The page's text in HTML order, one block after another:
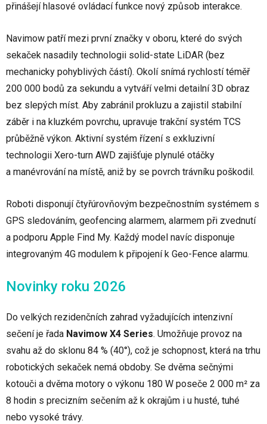
přinášejí hlasové ovládací funkce nový způsob interakce.
Navimow patří mezi první značky v oboru, které do svých
sekaček nasadily technologii solid-state LiDAR (bez
mechanicky pohyblivých částí). Okolí snímá rychlostí téměř
200 000 bodů za sekundu a vytváří velmi detailní 3D obraz
bez slepých míst. Aby zabránil prokluzu a zajistil stabilní
záběr i na kluzkém povrchu, upravuje trakční systém TCS
průběžně výkon. Aktivní systém řízení s exkluzivní
technologii Xero-turn AWD zajišťuje plynulé otáčky
a manévrování na místě, aniž by se povrch trávníku poškodil.
Roboti disponují čtyřúrovňovým bezpečnostním systémem s
GPS sledováním, geofencing alarmem, alarmem při zvednutí
a podporu Apple Find My. Každý model navíc disponuje
integrovaným 4G modulem k připojení k Geo-Fence alarmu.
Novinky roku 2026
Do velkých rezidenčních zahrad vyžadujících intenzivní
sečení je řada Navimow X4 Series. Umožňuje provoz na
svahu až do sklonu 84 % (40°), což je schopnost, která na trhu
robotických sekaček nemá obdoby. Se dvěma sečnými
kotouči a dvěma motory o výkonu 180 W poseče 2 000 m² za
8 hodin s precizním sečením až k okrajům i u husté, tuhé
nebo vysoké trávy.